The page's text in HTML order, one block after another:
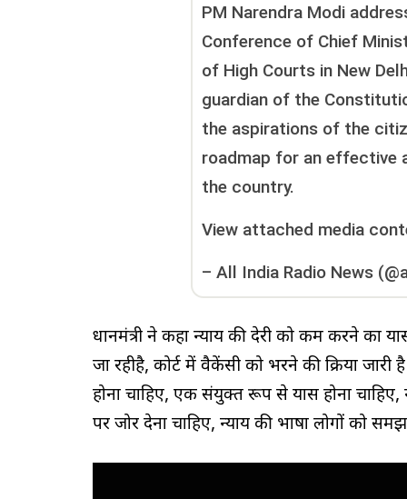
PM Narendra Modi
Conference of Chief
of High Courts in New
guardian of the
the aspirations of the
roadmap for an effective
the country.
View attached media
– All India Radio News
प्रधानमंत्री ने कहा न्याय की देरी को कम करने का
जा रहीहै, कोर्ट में वैकेंसी को भरने की प्रक्रिया
होना चाहिए, एक संयुक्त रूप से प्रयास होना
पर जोर देना चाहिए, न्याय की भाषा लोगों को